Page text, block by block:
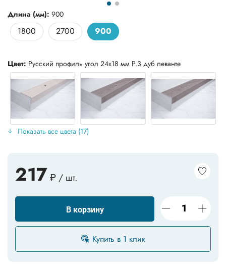
Длина (мм): 900
1800 2700 900
Цвет: Русский профиль угол 24х18 мм Р.3 дуб леванте
Показать все цвета (17)
217₽ / шт.
В корзину
Купить в 1 клик